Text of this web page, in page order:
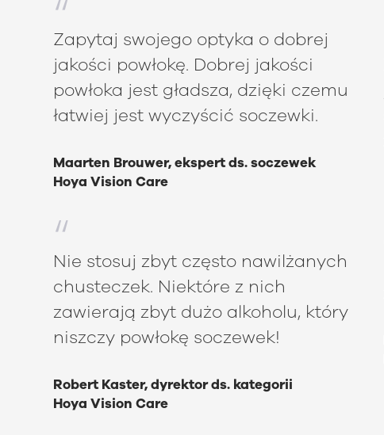
Zapytaj swojego optyka o dobrej
jakości powłokę. Dobrej jakości
powłoka jest gładsza, dzięki czemu
łatwiej jest wyczyścić soczewki.
Maarten Brouwer, ekspert ds. soczewek
Hoya Vision Care
Nie stosuj zbyt często nawilżanych
chusteczek. Niektóre z nich
zawierają zbyt dużo alkoholu, który
niszczy powłokę soczewek!
Robert Kaster, dyrektor ds. kategorii
Hoya Vision Care